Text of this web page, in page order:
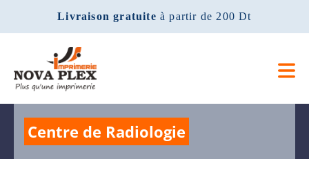
Livraison gratuiteà partir de 200 Dt
Centre de Radiologie